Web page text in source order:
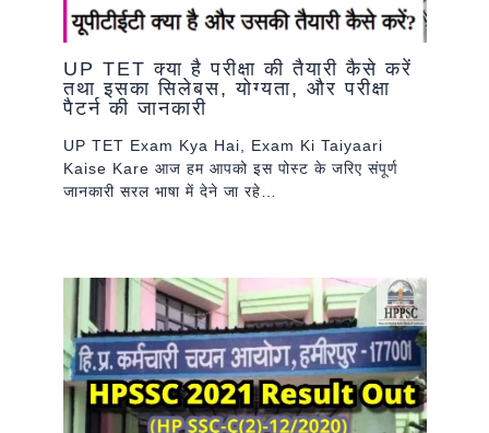
UP TET क्या है परीक्षा की तैयारी कैसे करें
तथा इसका सिलेबस, योग्यता, और परीक्षा
पैटर्न की जानकारी
UP TET Exam Kya Hai, Exam Ki Taiyaari
Kaise Kare आज हम आपको इस पोस्ट के जरिए संपूर्ण
जानकारी सरल भाषा में देने जा रहे…